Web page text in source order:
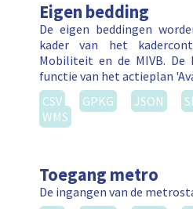
Eigen bedding
De eigen beddingen
kader van het
Mobiliteit en de MIVB. De
functie van het actieplan
CSV
GPKG JSON
WMS
Toegang metro
De ingangen van de